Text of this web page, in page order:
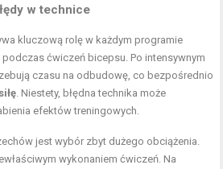
w technice
kluczową rolę w każdym programie
ćwiczeń bicepsu. Po intensywnym
czasu na odbudowę, co bezpośrednio
siłę . Niestety, błędna technika może
efektów treningowych.
jest wybór zbyt dużego obciążenia.
wykonaniem ćwiczeń. Na